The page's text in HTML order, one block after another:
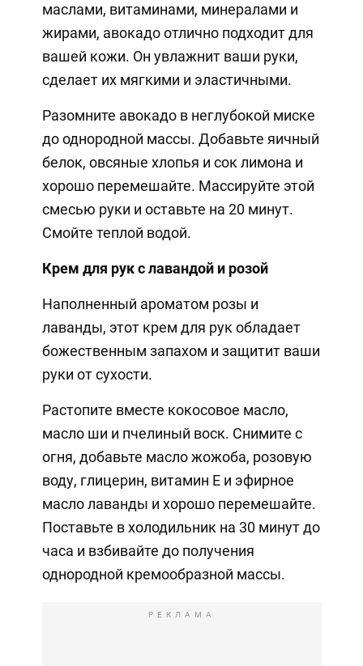
маслами, витаминами, минералами и
жирами, авокадо отлично подходит для
вашей кожи. Он увлажнит ваши руки,
сделает их мягкими и эластичными.
Разомните авокадо в неглубокой миске
до однородной массы. Добавьте яичный
белок, овсяные хлопья и сок лимона и
хорошо перемешайте. Массируйте этой
смесью руки и оставьте на 20 минут.
Смойте теплой водой.
Крем для рук с лавандой и розой
Наполненный ароматом розы и
лаванды, этот крем для рук обладает
божественным запахом и защитит ваши
руки от сухости.
Растопите вместе кокосовое масло,
масло ши и пчелиный воск. Снимите с
огня, добавьте масло жожоба, розовую
воду, глицерин, витамин Е и эфирное
масло лаванды и хорошо перемешайте.
Поставьте в холодильник на 30 минут до
часа и взбивайте до получения
однородной кремообразной массы.
РЕКЛАМА